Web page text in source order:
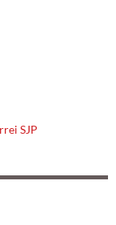
SJP